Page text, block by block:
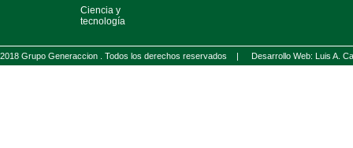
Ciencia y
tecnología
2018 Grupo Generaccion . Todos los derechos reservados | Desarrollo Web: Luis